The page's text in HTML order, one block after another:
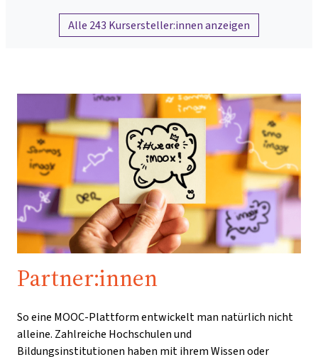
Alle 243 Kursersteller:innen anzeigen
Partner:innen
So eine MOOC-Plattform entwickelt man natürlich nicht
alleine. Zahlreiche Hochschulen und
Bildungsinstitutionen haben mit ihrem Wissen oder